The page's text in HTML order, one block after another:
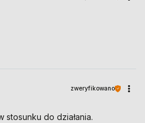
zweryfikowano
do działania.